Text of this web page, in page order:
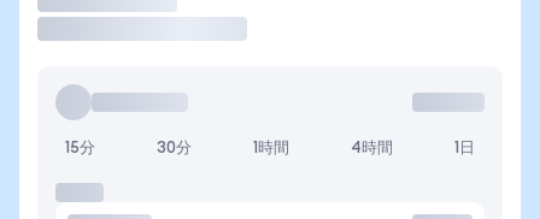
15分 30分 1時間 4時間 1日